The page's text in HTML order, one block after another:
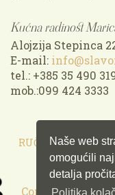
Naše web
omogućili
detalja
Kućna radinost
Alojzija Stepinca
E-mail:
tel.: +385 35 490
mob.:099 424 3333
RUČNO IZRAĐENO
Copyright ©